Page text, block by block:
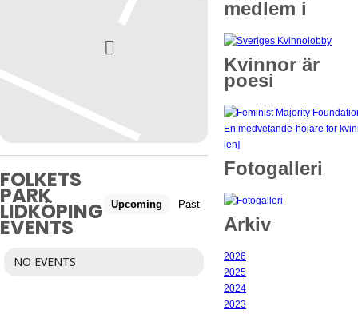
FOLKETS
PARK
LIDKÖPING
EVENTS
Upcoming Past
NO EVENTS
medlem i
Kvinnor är
poesi
Fotogalleri
Arkiv
2026
2025
2024
2023